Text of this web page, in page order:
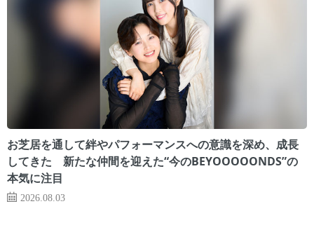
お芝居を通して絆やパフォーマンスへの意識を深め、成長
してきた 新たな仲間を迎えた“今のBEYOOOOONDS”の
本気に注目
2026.08.03